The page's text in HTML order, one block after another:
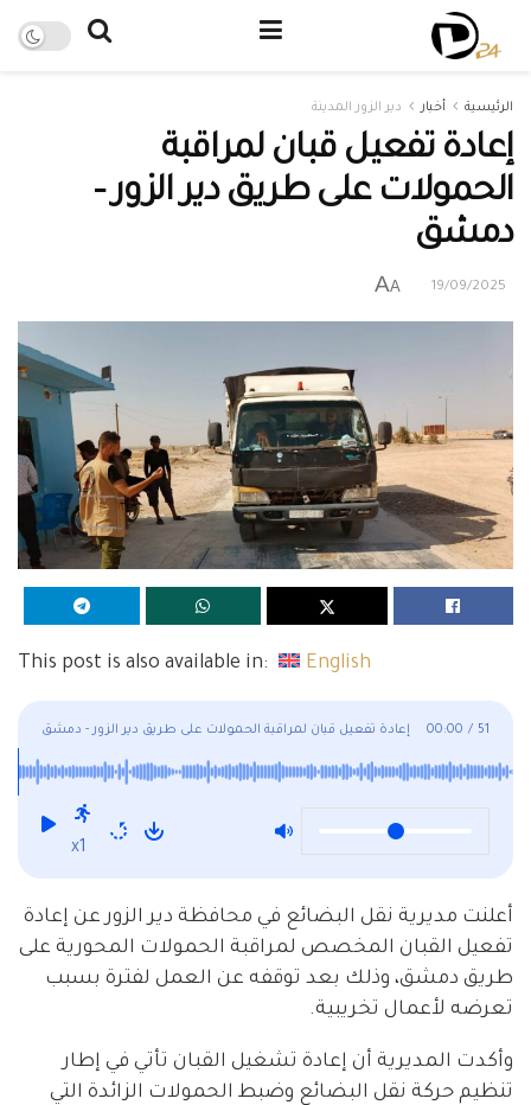
الرئيسية أخبار دير الزور المدينة
إعادة تفعيل قبان لمراقبة
الحمولات على طريق دير الزور –
دمشق
19/09/2025
A
A
This post is also available in: English
إعادة تفعيل قبان لمراقبة الحمولات على طريق دير الزور - دمشق 00:00 / 51
x1
أعلنت مديرية نقل البضائع في محافظة دير الزور عن إعادة
تفعيل القبان المخصص لمراقبة الحمولات المحورية على
طريق دمشق، وذلك بعد توقفه عن العمل لفترة بسبب
تعرضه لأعمال تخريبية.
وأكدت المديرية أن إعادة تشغيل القبان تأتي في إطار
تنظيم حركة نقل البضائع وضبط الحمولات الزائدة التي